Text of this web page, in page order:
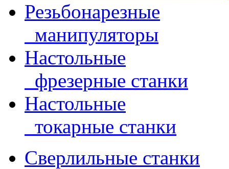
Резьбонарезные
манипуляторы
Настольные
фрезерные станки
Настольные
токарные станки
Сверлильные станки